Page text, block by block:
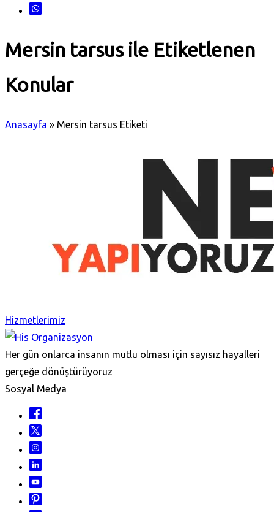
Mersin tarsus ile Etiketlenen
Konular
Anasayfa » Mersin tarsus Etiketi
Hizmetlerimiz
Her gün onlarca insanın mutlu olması için sayısız hayalleri
gerçeğe dönüştürüyoruz
Sosyal Medya